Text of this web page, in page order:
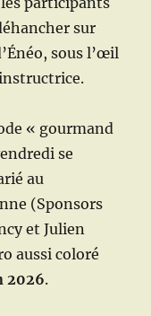
sur
sous l’œil
« gourmand
se
au
(Sponsors
et Julien
aussi coloré
2026.